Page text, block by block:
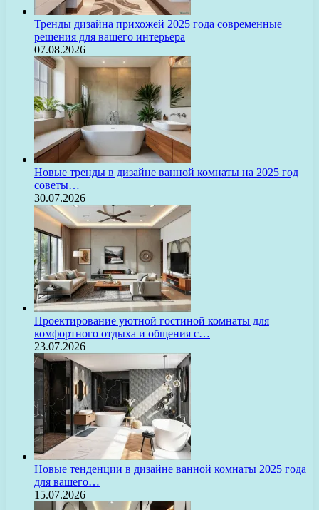
Тренды дизайна прихожей 2025 года современные
решения для вашего интерьера
07.08.2026
Новые тренды в дизайне ванной комнаты на 2025 год
советы…
30.07.2026
Проектирование уютной гостиной комнаты для
комфортного отдыха и общения с…
23.07.2026
Новые тенденции в дизайне ванной комнаты 2025 года
для вашего…
15.07.2026